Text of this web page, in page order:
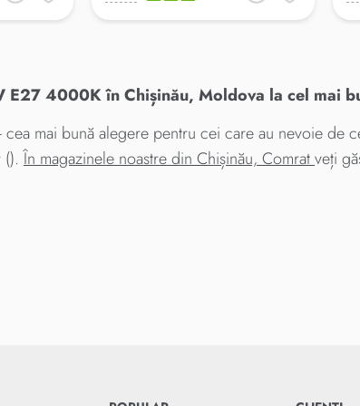
E27 4000K în Chișinău, Moldova la cel mai
mai bună alegere pentru cei care au nevoie de
().În magazinele noastre din Chișinău, Comratveți